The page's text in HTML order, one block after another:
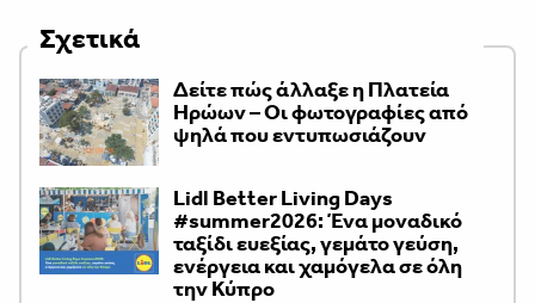
Σχετικά
Δείτε πώς άλλαξε η Πλατεία
Ηρώων – Οι φωτογραφίες από
ψηλά που εντυπωσιάζουν
Lidl Better Living Days
#summer2026: Ένα μοναδικό
ταξίδι ευεξίας, γεμάτο γεύση,
ενέργεια και χαμόγελα σε όλη
την Κύπρο